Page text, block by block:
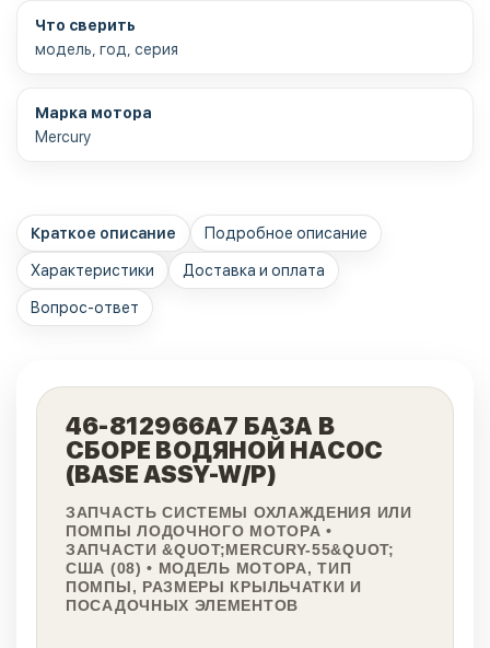
Что сверить
модель, год, серия
Марка мотора
Mercury
Краткое описание Подробное описание
Характеристики Доставка и оплата
Вопрос-ответ
46-812966А7 БАЗА В
СБОРЕ ВОДЯНОЙ НАСОС
(BASE ASSY-W/P)
ЗАПЧАСТЬ СИСТЕМЫ ОХЛАЖДЕНИЯ ИЛИ
ПОМПЫ ЛОДОЧНОГО МОТОРА •
ЗАПЧАСТИ &QUOT;MERCURY-55&QUOT;
США (08) • МОДЕЛЬ МОТОРА, ТИП
ПОМПЫ, РАЗМЕРЫ КРЫЛЬЧАТКИ И
ПОСАДОЧНЫХ ЭЛЕМЕНТОВ